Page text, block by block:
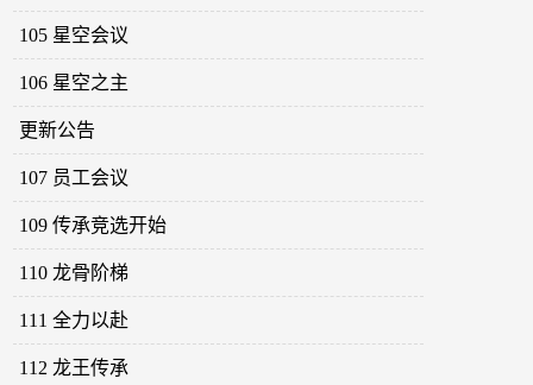
105 星空会议
106 星空之主
更新公告
107 员工会议
109 传承竞选开始
110 龙骨阶梯
111 全力以赴
112 龙王传承